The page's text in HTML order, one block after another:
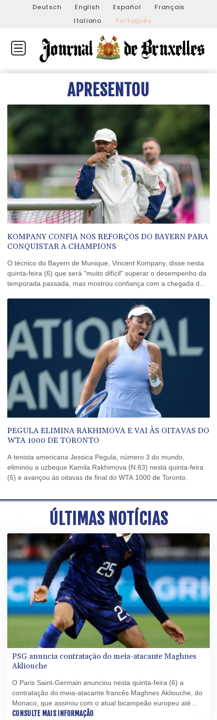
Deutsch English Español
Français
Italiano
Português
APRESENTOU
KOMPANY CONFIA NOS REFORÇOS DO BAYERN PARA
CONQUISTAR A CHAMPIONS
O técnico do Bayern de Munique, Vincent Kompany, disse nesta
quinta-feira (6) que será "muito difícil" superar o desempenho da
temporada passada, mas mostrou confiança com a chegada dos
PEGULA ELIMINA RAKHIMOVA E VAI ÀS OITAVAS DO
WTA 1000 DE TORONTO
A tenista americana Jessica Pegula, número 3 do mundo,
eliminou a uzbeque Kamila Rakhimova (N.83) nesta quinta-feira
(6) e avançou às oitavas de final do WTA 1000 de Toronto.
ÚLTIMAS NOTÍCIAS
PSG anuncia contratação do meia-atacante Maghnes
Akliouche
O Paris Saint-Germain anunciou nesta quinta-feira (6) a
contratação do meia-atacante francês Maghnes Akliouche, do
Monaco, que assinou com o atual bicampeão europeu até
2031.
CONSULTE MAIS INFORMAÇÃO